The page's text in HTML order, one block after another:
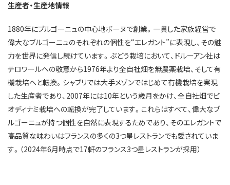
生産者・生産地情報
1880年にブルゴーニュの中心地ボーヌで創業。一貫した家族経営で
偉大なブルゴーニュのそれぞれの個性を“エレガント”に表現し、その魅
力を世界に発信し続けています。ぶどう栽培において、ドルーアン社は
テロワールへの敬意から1976年より全自社畑を無農薬栽培、そして有
機栽培へと転換。シャブリでは大手メゾンではじめて有機栽培を実現
した生産者であり、2007年には10年という歳月をかけ、全自社畑でビ
オディナミ栽培への転換が完了しています。これらはすべて、偉大なブ
ルゴーニュが持つ個性を自然に表現するためであり、そのエレガントで
高品質な味わいはフランスの多くの3つ星レストランでも愛されていま
す。（2024年6月時点で17軒のフランス3つ星レストランが採用）